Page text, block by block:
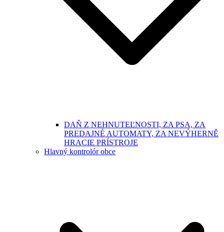
DAŇ Z NEHNUTEĽNOSTI, ZA PSA, ZA
PREDAJNÉ AUTOMATY, ZA NEVÝHERNĚ
HRACIE PRÍSTROJE
Hlavný kontrolór obce